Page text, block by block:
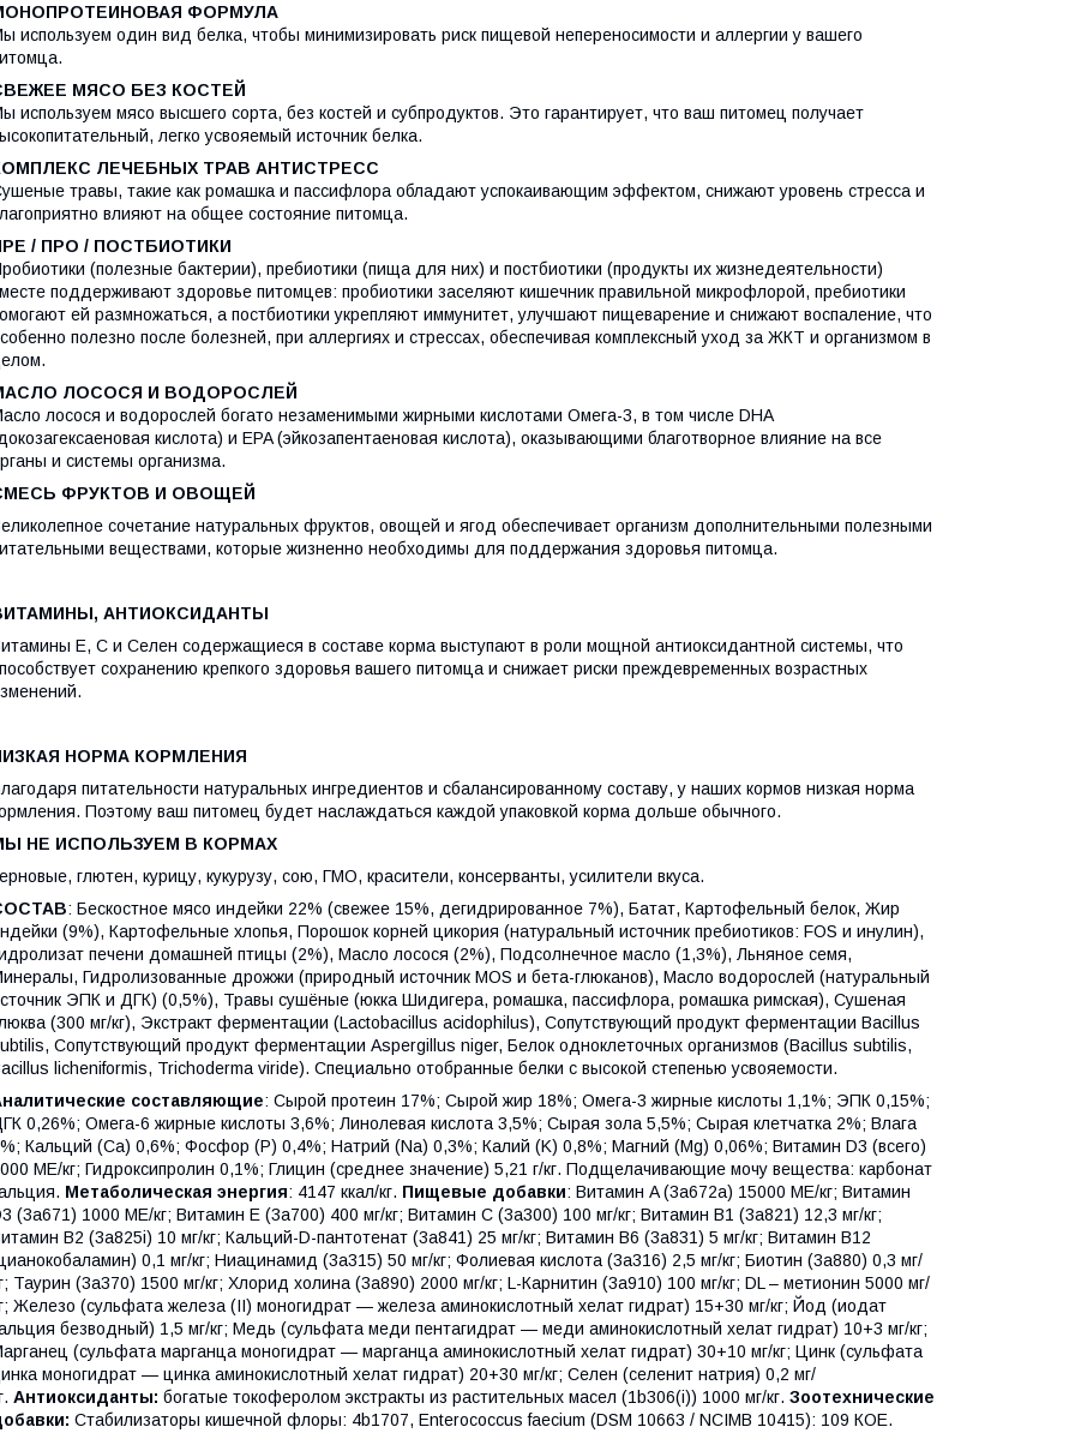
ФОРМУЛА
используем один вид белка, чтобы минимизировать риск пищевой непереносимости и аллергии у вашего
МЯСО БЕЗ КОСТЕЙ
используем мясо высшего сорта, без костей и субпродуктов. Это гарантирует, что ваш питомец получает
легко усвояемый источник белка.
ЛЕЧЕБНЫХ ТРАВ АНТИСТРЕСС
травы, такие как ромашка и пассифлора обладают успокаивающим эффектом, снижают уровень стресса и
влияют на общее состояние питомца.
/ ПРО / ПОСТБИОТИКИ
(полезные бактерии), пребиотики (пища для них) и постбиотики (продукты их жизнедеятельности)
поддерживают здоровье питомцев: пробиотики заселяют кишечник правильной микрофлорой, пребиотики
ей размножаться, а постбиотики укрепляют иммунитет, улучшают пищеварение и снижают воспаление, что
полезно после болезней, при аллергиях и стрессах, обеспечивая комплексный уход за ЖКТ и организмом в
ЛОСОСЯ И ВОДОРОСЛЕЙ
лосося и водорослей богато незаменимыми жирными кислотами Омега-3, в том числе DHA
кислота) и EPA (эйкозапентаеновая кислота), оказывающими благотворное влияние на все
и системы организма.
ФРУКТОВ И ОВОЩЕЙ
сочетание натуральных фруктов, овощей и ягод обеспечивает организм дополнительными полезными
веществами, которые жизненно необходимы для поддержания здоровья питомца.
АНТИОКСИДАНТЫ
Е, С и Селен содержащиеся в составе корма выступают в роли мощной антиоксидантной системы, что
сохранению крепкого здоровья вашего питомца и снижает риски преждевременных возрастных
НОРМА КОРМЛЕНИЯ
питательности натуральных ингредиентов и сбалансированному составу, у наших кормов низкая норма
Поэтому ваш питомец будет наслаждаться каждой упаковкой корма дольше обычного.
НЕ ИСПОЛЬЗУЕМ В КОРМАХ
глютен, курицу, кукурузу, сою, ГМО, красители, консерванты, усилители вкуса.
: Бескостное мясо индейки 22% (свежее 15%, дегидрированное 7%), Батат, Картофельный белок, Жир
(9%), Картофельные хлопья, Порошок корней цикория (натуральный источник пребиотиков: FOS и инулин),
печени домашней птицы (2%), Масло лосося (2%), Подсолнечное масло (1,3%), Льняное семя,
Гидролизованные дрожжи (природный источник MOS и бета-глюканов), Масло водорослей (натуральный
ЭПК и ДГК) (0,5%), Травы сушёные (юкка Шидигера, ромашка, пассифлора, ромашка римская), Сушеная
(300 мг/кг), Экстракт ферментации (Lactobacillus acidophilus), Сопутствующий продукт ферментации Bacillus
Сопутствующий продукт ферментации Aspergillus niger, Белок одноклеточных организмов (Bacillus subtilis,
licheniformis, Trichoderma viride). Специально отобранные белки с высокой степенью усвояемости.
составляющие: Сырой протеин 17%; Сырой жир 18%; Омега-3 жирные кислоты 1,1%; ЭПК 0,15%;
0,26%; Омега-6 жирные кислоты 3,6%; Линолевая кислота 3,5%; Сырая зола 5,5%; Сырая клетчатка 2%; Влага
Кальций (Са) 0,6%; Фосфор (P) 0,4%; Натрий (Na) 0,3%; Калий (K) 0,8%; Магний (Mg) 0,06%; Витамин D3 (всего)
МЕ/кг; Гидроксипролин 0,1%; Глицин (среднее значение) 5,21 г/кг. Подщелачивающие мочу вещества: карбонат
Метаболическая энергия: 4147 ккал/кг. Пищевые добавки: Витамин A (3a672a) 15000 МЕ/кг; Витамин
(3а671) 1000 МЕ/кг; Витамин Е (3а700) 400 мг/кг; Витамин C (3a300) 100 мг/кг; Витамин B1 (3a821) 12,3 мг/кг;
B2 (3a825i) 10 мг/кг; Кальций-D-пантотенат (3a841) 25 мг/кг; Витамин B6 (3a831) 5 мг/кг; Витамин B12
0,1 мг/кг; Ниацинамид (3a315) 50 мг/кг; Фолиевая кислота (3a316) 2,5 мг/кг; Биотин (3a880) 0,3 мг/
Таурин (3a370) 1500 мг/кг; Хлорид холина (3a890) 2000 мг/кг; L-Карнитин (3a910) 100 мг/кг; DL – метионин 5000 мг/
Железо (сульфата железа (II) моногидрат — железа аминокислотный хелат гидрат) 15+30 мг/кг; Йод (иодат
безводный) 1,5 мг/кг; Медь (сульфата меди пентагидрат — меди аминокислотный хелат гидрат) 10+3 мг/кг;
(сульфата марганца моногидрат — марганца аминокислотный хелат гидрат) 30+10 мг/кг; Цинк (сульфата
моногидрат — цинка аминокислотный хелат гидрат) 20+30 мг/кг; Селен (селенит натрия) 0,2 мг/
Антиоксиданты: богатые токоферолом экстракты из растительных масел (1b306(i)) 1000 мг/кг. Зоотехнические
Стабилизаторы кишечной флоры: 4b1707, Enterococcus faecium (DSM 10663 / NCIMB 10415): 109 КОЕ.